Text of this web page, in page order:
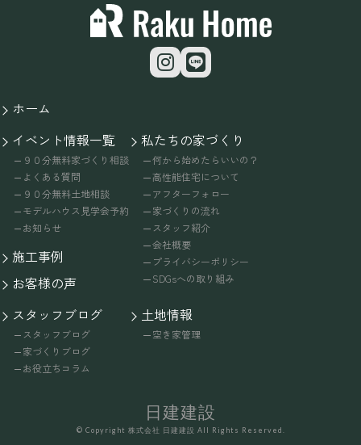
ホーム
イベント情報一覧
９０分無料家づくり相談
よくある質問
９０分無料土地相談
モデルハウス見学会予約
お知らせ
施工事例
お客様の声
私たちの家づくり
何から始めたらいいの？
高性能住宅について
アフターフォロー
家づくりの流れ
スタッフ紹介
会社概要
プライバシーポリシー
SDGsへの取り組み
スタッフブログ
スタッフブログ
家づくりブログ
お役立ちコラム
土地情報
空き家管理
日建建設
© Copyright 株式会社 日建建設 All Rights Reserved.